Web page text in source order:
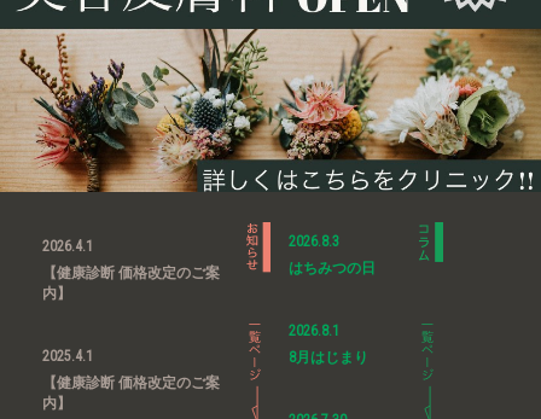
2026.4.1
【健康診断 価格改定のご案
内】
2025.4.1
【健康診断 価格改定のご案
内】
2026.8.3
はちみつの日
2026.8.1
8月はじまり